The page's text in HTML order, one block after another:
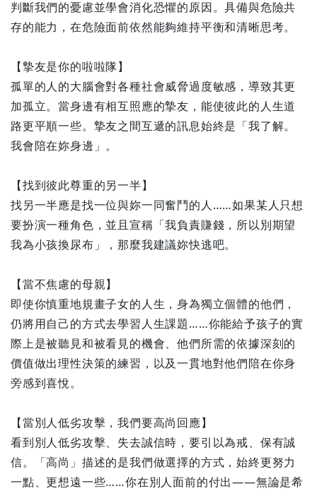
判斷我們的憂慮並學會消化恐懼的原因。具備與危險共
存的能力，在危險面前依然能夠維持平衡和清晰思考。
【摯友是你的啦啦隊】
孤單的人的大腦會對各種社會威脅過度敏感，導致其更
加孤立。當身邊有相互照應的摯友，能使彼此的人生道
路更平順一些。摯友之間互遞的訊息始終是「我了解。
我會陪在妳身邊」。
【找到彼此尊重的另一半】
找另一半應是找一位與妳一同奮鬥的人……如果某人只想
要扮演一種角色，並且宣稱「我負責賺錢，所以別期望
我為小孩換尿布」，那麼我建議妳快逃吧。
【當不焦慮的母親】
即使你慎重地規畫子女的人生，身為獨立個體的他們，
仍將用自己的方式去學習人生課題……你能給予孩子的實
際上是被聽見和被看見的機會、他們所需的依據深刻的
價值做出理性決策的練習，以及一貫地對他們陪在你身
旁感到喜悅。
【當別人低劣攻擊，我們要高尚回應】
看到別人低劣攻擊、失去誠信時，要引以為戒、保有誠
信。「高尚」描述的是我們做選擇的方式，始終更努力
一點、更想遠一些……你在別人面前的付出——無論是希